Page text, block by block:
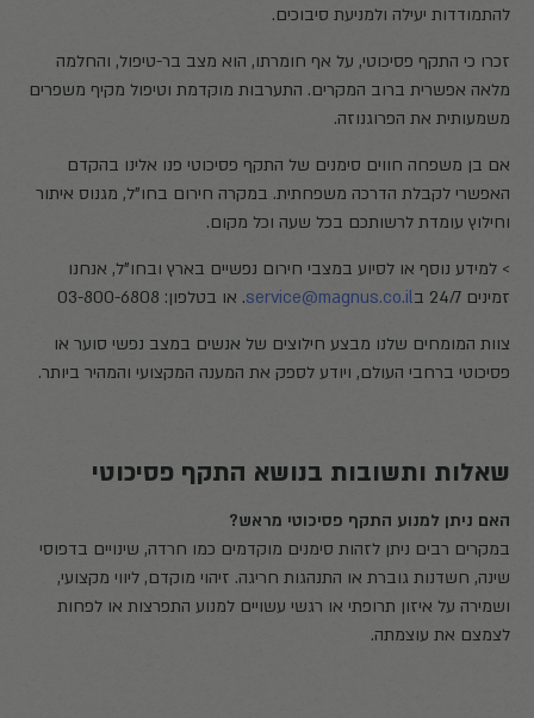
להתמודדות יעילה ולמניעת סיבוכים.
זכרו כי התקף פסיכוטי, על אף חומרתו, הוא מצב בר-טיפול, והחלמה
מלאה אפשרית ברוב המקרים. התערבות מוקדמת וטיפול מקיף משפרים
משמעותית את הפרוגנוזה.
אם בן משפחה חווים סימנים של התקף פסיכוטי פנו אלינו בהקדם
האפשרי לקבלת הדרכה משפחתית. במקרה חירום בחו"ל, מגנוס איתור
וחילוץ עומדת לרשותכם בכל שעה וכל מקום.
> למידע נוסף או לסיוע במצבי חירום נפשיים בארץ ובחו"ל, אנחנו
זמינים 24/7 ב
service@magnus.co.il. או בטלפון: 03-800-6808
צוות המומחים שלנו מבצע חילוצים של אנשים במצב נפשי סוער או
פסיכוטי ברחבי העולם, ויודע לספק את המענה המקצועי והמהיר ביותר.
שאלות ותשובות בנושא התקף פסיכוטי
האם ניתן למנוע התקף פסיכוטי מראש?
במקרים רבים ניתן לזהות סימנים מוקדמים כמו חרדה, שינויים בדפוסי
שינה, חשדנות גוברת או התנהגות חריגה. זיהוי מוקדם, ליווי מקצועי,
ושמירה על איזון תרופתי או רגשי עשויים למנוע התפרצות או לפחות
לצמצם את עוצמתה.